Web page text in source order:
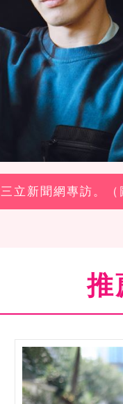
立新聞網專訪。（
推